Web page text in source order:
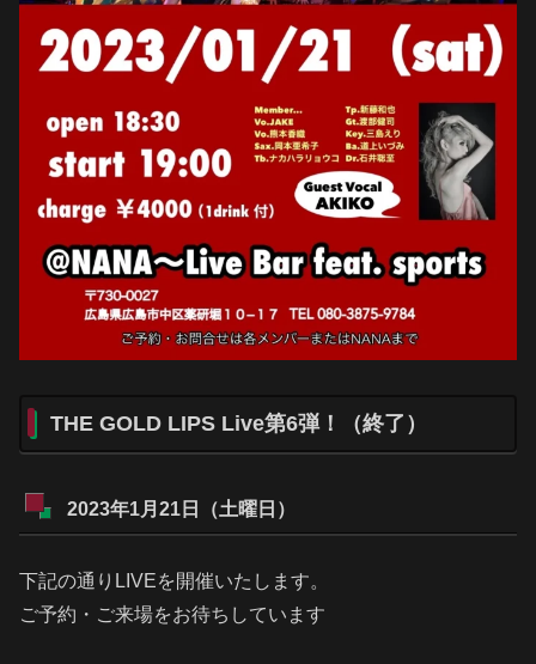
THE GOLD LIPS Live第6弾！（終了）
2023年1月21日（土曜日）
下記の通りLIVEを開催いたします。
ご予約・ご来場をお待ちしています